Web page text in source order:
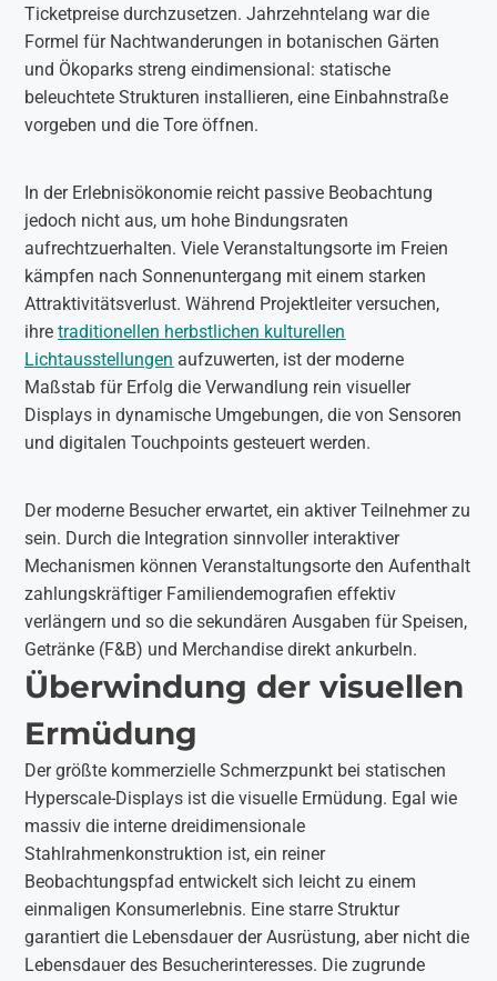
Ticketpreise durchzusetzen. Jahrzehntelang war die
Formel für Nachtwanderungen in botanischen Gärten
und Ökoparks streng eindimensional: statische
beleuchtete Strukturen installieren, eine Einbahnstraße
vorgeben und die Tore öffnen.
In der Erlebnisökonomie reicht passive Beobachtung
jedoch nicht aus, um hohe Bindungsraten
aufrechtzuerhalten. Viele Veranstaltungsorte im Freien
kämpfen nach Sonnenuntergang mit einem starken
Attraktivitätsverlust. Während Projektleiter versuchen,
ihretraditionellen herbstlichen kulturellen
Lichtausstellungen aufzuwerten, ist der moderne
Maßstab für Erfolg die Verwandlung rein visueller
Displays in dynamische Umgebungen, die von Sensoren
und digitalen Touchpoints gesteuert werden.
Der moderne Besucher erwartet, ein aktiver Teilnehmer zu
sein. Durch die Integration sinnvoller interaktiver
Mechanismen können Veranstaltungsorte den Aufenthalt
zahlungskräftiger Familiendemografien effektiv
verlängern und so die sekundären Ausgaben für Speisen,
Getränke (F&B) und Merchandise direkt ankurbeln.
Überwindung der visuellen
Ermüdung
Der größte kommerzielle Schmerzpunkt bei statischen
Hyperscale-Displays ist die visuelle Ermüdung. Egal wie
massiv die interne dreidimensionale
Stahlrahmenkonstruktion ist, ein reiner
Beobachtungspfad entwickelt sich leicht zu einem
einmaligen Konsumerlebnis. Eine starre Struktur
garantiert die Lebensdauer der Ausrüstung, aber nicht die
Lebensdauer des Besucherinteresses. Die zugrunde